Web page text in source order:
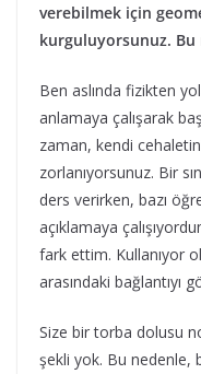
verebilmek için
kurguluyorsunuz. Bu
Ben aslında fizikten
anlamaya çalışarak
zaman, kendi
zorlanıyorsunuz. Bir
ders verirken, bazı
açıklamaya
fark ettim. Kullanıyor
arasındaki bağlantıyı
Size bir torba dolusu
şekli yok. Bu nedenle,